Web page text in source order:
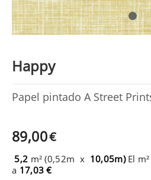
Happy
Papel pintado A Street
89,00€
5,2 m² (0,52m x 10,05m) El
a 17,03 €